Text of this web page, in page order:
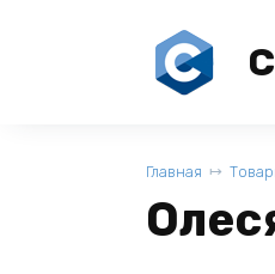
Главная